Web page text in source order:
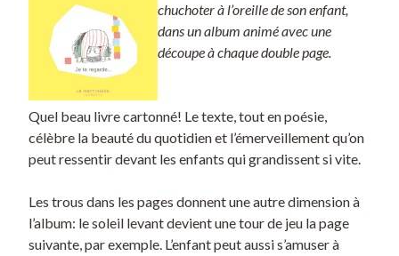
chuchoter à l’oreille de son enfant,
dans un album animé avec une
découpe à chaque double page.
Quel beau livre cartonné! Le texte, tout en poésie,
célèbre la beauté du quotidien et l’émerveillement qu’on
peut ressentir devant les enfants qui grandissent si vite.
Les trous dans les pages donnent une autre dimension à
l’album: le soleil levant devient une tour de jeu la page
suivante, par exemple. L’enfant peut aussi s’amuser à